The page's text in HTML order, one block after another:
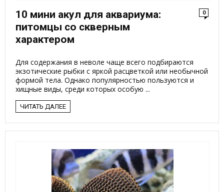
10 мини акул для аквариума:
питомцы со скверным
характером
0
Для содержания в неволе чаще всего подбираются
экзотические рыбки с яркой расцветкой или необычной
формой тела. Однако популярностью пользуются и
хищные виды, среди которых особую ...
ЧИТАТЬ ДАЛЕЕ